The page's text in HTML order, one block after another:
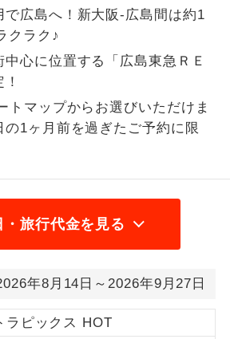
で広島へ！新大阪-広島間は約1
クラク♪
中心に位置する「広島東急ＲＥ
トマップからお選びいただけま
1ヶ月前を過ぎたご予約に限
・旅行代金を見る
年8月14日～2026年9月27日
ラピックス HOT
だけます。
周りの音を気にせず、ガイドさんの説明
をじっくり聞くことができます。
1名様から出発可能な個人型プランで
す。
おひとり様限定でご参加いただけるコー
スです。
コースです。
ご夫婦限定でご参加いただけるコースで
す。